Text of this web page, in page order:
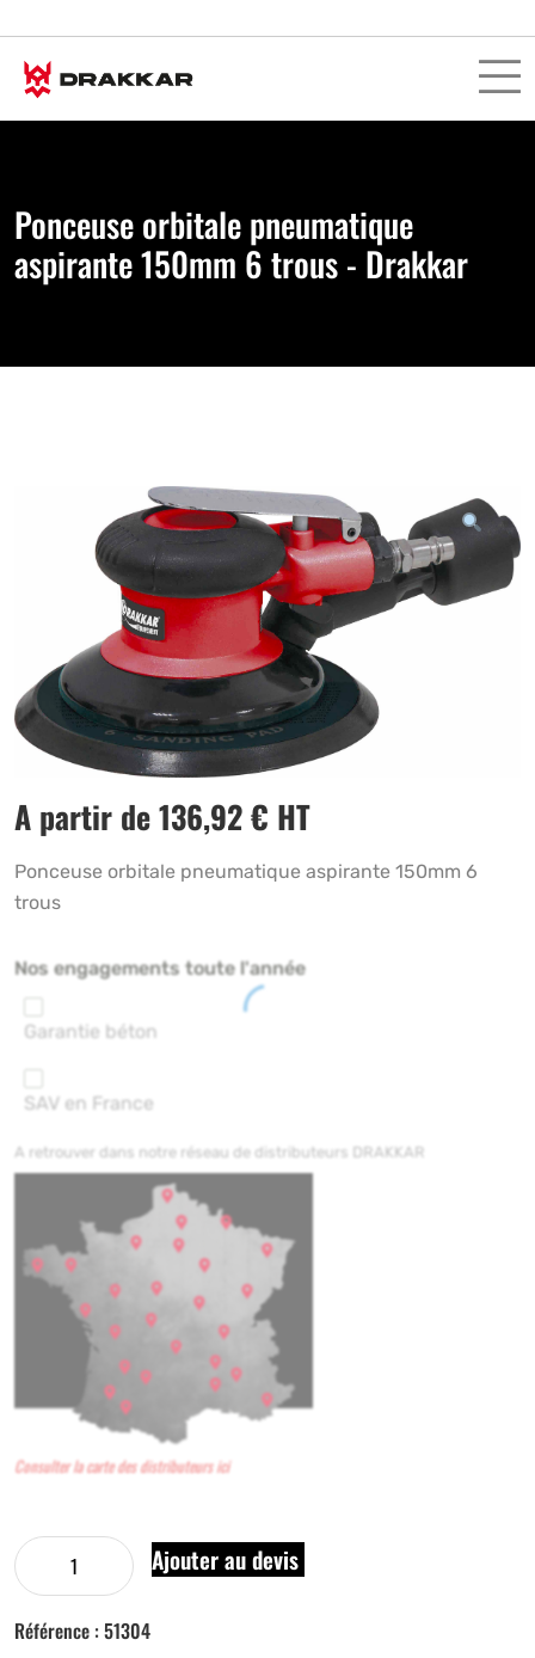
Ponceuse orbitale pneumatique
aspirante 150mm 6 trous - Drakkar
A partir de136,92€ HT
Ponceuse orbitale pneumatique aspirante 150mm 6
trous
Nos engagements toute l'année
Garantie béton
SAV en France
A retrouver dans notre réseau de distributeurs DRAKKAR
Consulter la carte des distributeurs ici
Ajouter au devis
Référence : 51304